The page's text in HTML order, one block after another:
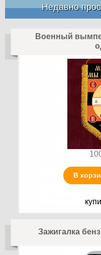
Недавно
Военный
В
Зажигалка